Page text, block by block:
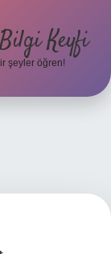
Keyfi
şeyler öğren!